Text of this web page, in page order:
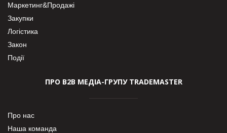
Маркетинг&Продажі
Закупки
Логістика
Закон
Події
ПРО В2В МЕДІА-ГРУПУ TRADEMASTER
Про нас
Наша команда